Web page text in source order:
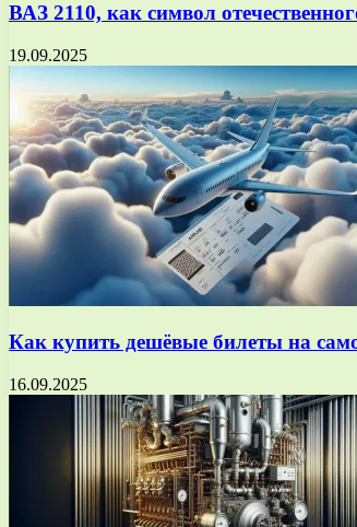
ВАЗ 2110, как символ
19.09.2025
Как купить дешёвые билеты на
16.09.2025